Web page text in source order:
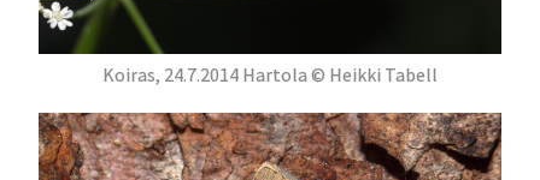
Koiras, 24.7.2014 Hartola © Heikki Tabell